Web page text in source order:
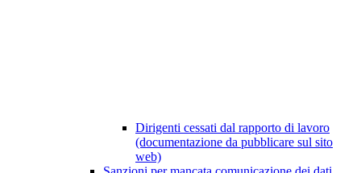
Dirigenti cessati dal rapporto di lavoro
(documentazione da pubblicare sul sito
web)